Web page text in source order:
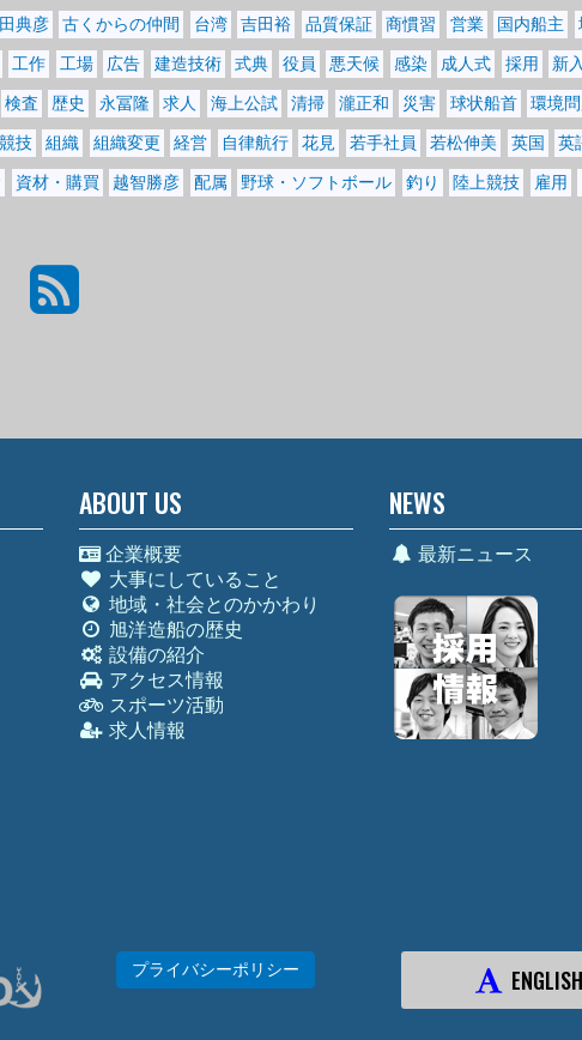
典彦 古くからの仲間 台湾 吉田裕 品質保証 商慣習 営業 国内船主
工作 工場 広告 建造技術 式典 役員 悪天候 感染 成人式 採用 新
検査 歴史 永冨隆 求人 海上公試 清掃 瀧正和 災害 球状船首 環境
競技 組織 組織変更 経営 自律航行 花見 若手社員 若松伸美 英国 英
資材・購買 越智勝彦 配属 野球・ソフトボール 釣り 陸上競技 雇用
ABOUT US
企業概要
大事にしていること
地域・社会とのかかわり
旭洋造船の歴史
設備の紹介
アクセス情報
スポーツ活動
求人情報
NEWS
最新ニュース
プライバシーポリシー ENGLISH